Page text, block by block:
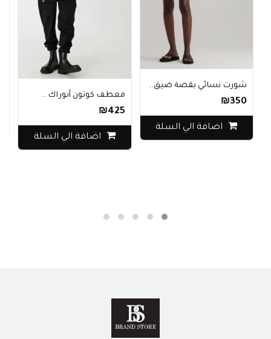
شورت نسائي بقصة ضيق..
₪350
اضافة الي السلة
معطف كوتون أنوراك ..
₪425
اضافة الي السلة